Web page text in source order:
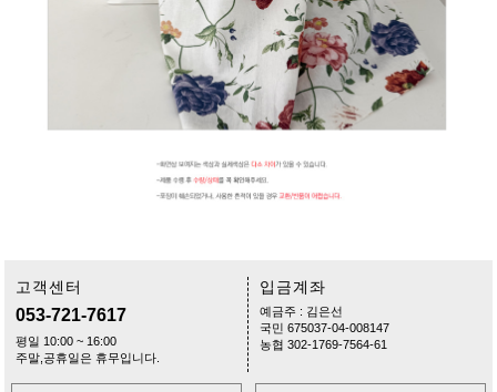
고객센터
053-721-7617
평일 10:00 ~ 16:00
주말,공휴일은 휴무입니다.
입금계좌
예금주 : 김은선
국민 675037-04-008147
농협 302-1769-7564-61